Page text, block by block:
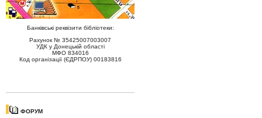
Банківські реквізити бібліотеки:
Рахунок № 35425007003007
УДК у Донецькій області
МФО 834016
Код організації (ЄДРПОУ) 00183816
ФОРУМ